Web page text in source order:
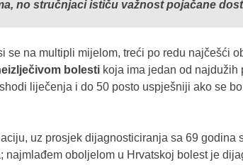
no stručnjaci ističu važnost pojačane
se na multipli mijelom, treći po redu najčešći
bolesti koja ima jedan od
liječenja i do 50 posto uspješniji ako se
uz prosjek dijagnosticiranja sa 69 godina
oboljelom u Hrvatskoj bolest je